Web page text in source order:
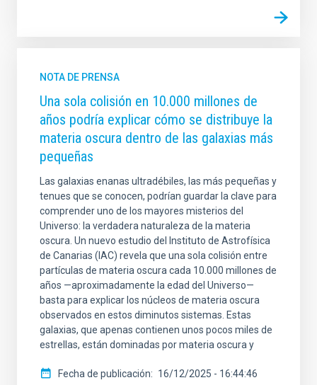
NOTA DE PRENSA
Una sola colisión en 10.000 millones de
años podría explicar cómo se distribuye la
materia oscura dentro de las galaxias más
pequeñas
Las galaxias enanas ultradébiles, las más pequeñas y
tenues que se conocen, podrían guardar la clave para
comprender uno de los mayores misterios del
Universo: la verdadera naturaleza de la materia
oscura. Un nuevo estudio del Instituto de Astrofísica
de Canarias (IAC) revela que una sola colisión entre
partículas de materia oscura cada 10.000 millones de
años —aproximadamente la edad del Universo—
basta para explicar los núcleos de materia oscura
observados en estos diminutos sistemas. Estas
galaxias, que apenas contienen unos pocos miles de
estrellas, están dominadas por materia oscura y
Fecha de publicación 16/12/2025 - 16:44:46